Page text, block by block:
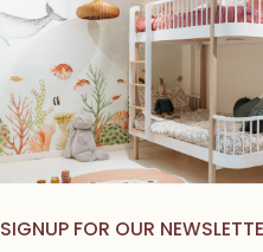
We have wonderful
with you! Kom als
SIGNUP FOR OUR